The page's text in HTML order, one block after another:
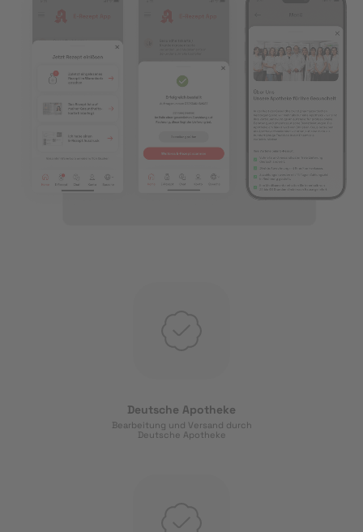
Deutsche Apotheke
Bearbeitung und Versand durch
Deutsche Apotheke